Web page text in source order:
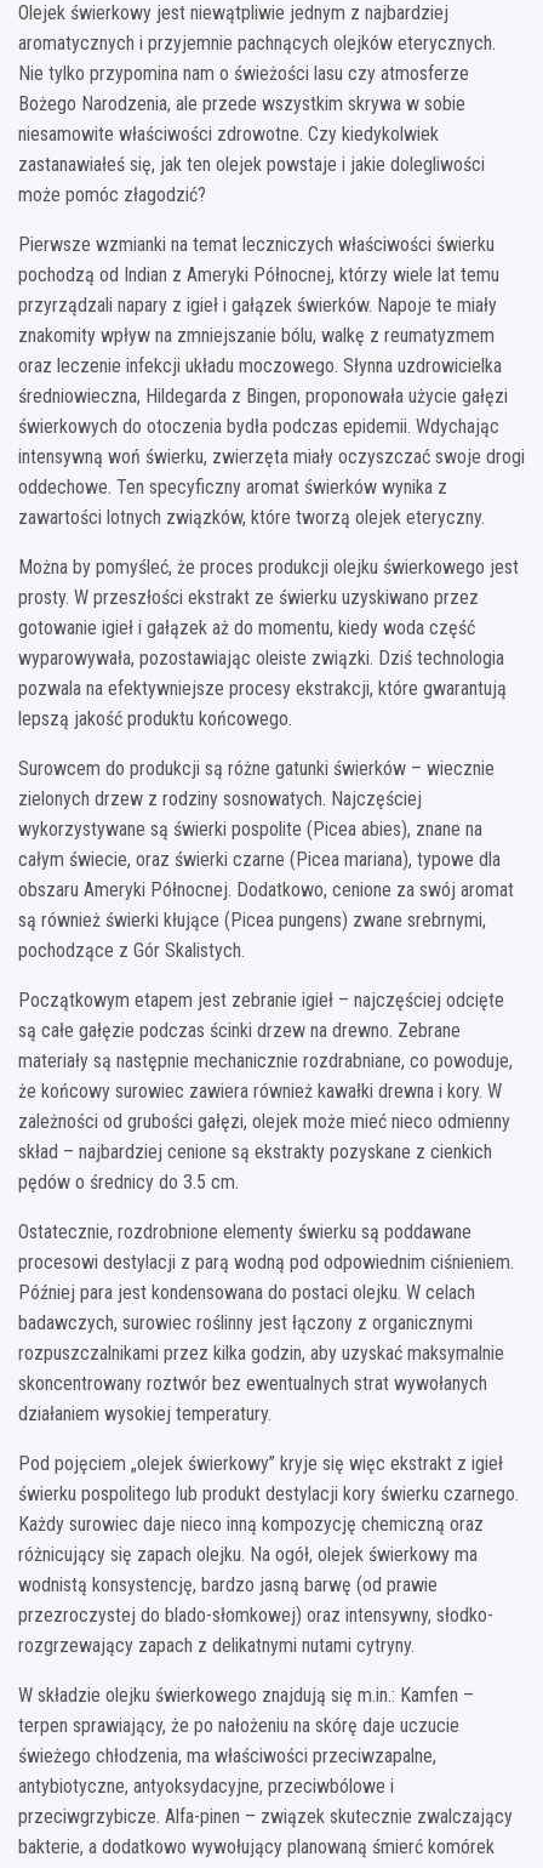
Olejek świerkowy jest niewątpliwie jednym z najbardziej
aromatycznych i przyjemnie pachnących olejków eterycznych.
Nie tylko przypomina nam o świeżości lasu czy atmosferze
Bożego Narodzenia, ale przede wszystkim skrywa w sobie
niesamowite właściwości zdrowotne. Czy kiedykolwiek
zastanawiałeś się, jak ten olejek powstaje i jakie dolegliwości
może pomóc złagodzić?
Pierwsze wzmianki na temat leczniczych właściwości świerku
pochodzą od Indian z Ameryki Północnej, którzy wiele lat temu
przyrządzali napary z igieł i gałązek świerków. Napoje te miały
znakomity wpływ na zmniejszanie bólu, walkę z reumatyzmem
oraz leczenie infekcji układu moczowego. Słynna uzdrowicielka
średniowieczna, Hildegarda z Bingen, proponowała użycie gałęzi
świerkowych do otoczenia bydła podczas epidemii. Wdychając
intensywną woń świerku, zwierzęta miały oczyszczać swoje drogi
oddechowe. Ten specyficzny aromat świerków wynika z
zawartości lotnych związków, które tworzą olejek eteryczny.
Można by pomyśleć, że proces produkcji olejku świerkowego jest
prosty. W przeszłości ekstrakt ze świerku uzyskiwano przez
gotowanie igieł i gałązek aż do momentu, kiedy woda część
wyparowywała, pozostawiając oleiste związki. Dziś technologia
pozwala na efektywniejsze procesy ekstrakcji, które gwarantują
lepszą jakość produktu końcowego.
Surowcem do produkcji są różne gatunki świerków – wiecznie
zielonych drzew z rodziny sosnowatych. Najczęściej
wykorzystywane są świerki pospolite (Picea abies), znane na
całym świecie, oraz świerki czarne (Picea mariana), typowe dla
obszaru Ameryki Północnej. Dodatkowo, cenione za swój aromat
są również świerki kłujące (Picea pungens) zwane srebrnymi,
pochodzące z Gór Skalistych.
Początkowym etapem jest zebranie igieł – najczęściej odcięte
są całe gałęzie podczas ścinki drzew na drewno. Zebrane
materiały są następnie mechanicznie rozdrabniane, co powoduje,
że końcowy surowiec zawiera również kawałki drewna i kory. W
zależności od grubości gałęzi, olejek może mieć nieco odmienny
skład – najbardziej cenione są ekstrakty pozyskane z cienkich
pędów o średnicy do 3.5 cm.
Ostatecznie, rozdrobnione elementy świerku są poddawane
procesowi destylacji z parą wodną pod odpowiednim ciśnieniem.
Później para jest kondensowana do postaci olejku. W celach
badawczych, surowiec roślinny jest łączony z organicznymi
rozpuszczalnikami przez kilka godzin, aby uzyskać maksymalnie
skoncentrowany roztwór bez ewentualnych strat wywołanych
działaniem wysokiej temperatury.
Pod pojęciem „olejek świerkowy” kryje się więc ekstrakt z igieł
świerku pospolitego lub produkt destylacji kory świerku czarnego.
Każdy surowiec daje nieco inną kompozycję chemiczną oraz
różnicujący się zapach olejku. Na ogół, olejek świerkowy ma
wodnistą konsystencję, bardzo jasną barwę (od prawie
przezroczystej do blado-słomkowej) oraz intensywny, słodko-
rozgrzewający zapach z delikatnymi nutami cytryny.
W składzie olejku świerkowego znajdują się m.in.: Kamfen –
terpen sprawiający, że po nałożeniu na skórę daje uczucie
świeżego chłodzenia, ma właściwości przeciwzapalne,
antybiotyczne, antyoksydacyjne, przeciwbólowe i
przeciwgrzybicze. Alfa-pinen – związek skutecznie zwalczający
bakterie, a dodatkowo wywołujący planowaną śmierć komórek